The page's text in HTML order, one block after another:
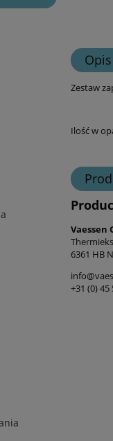
Opis
Zestaw
Ilość w
Vaessen
6361 HB
+31 (0) 45